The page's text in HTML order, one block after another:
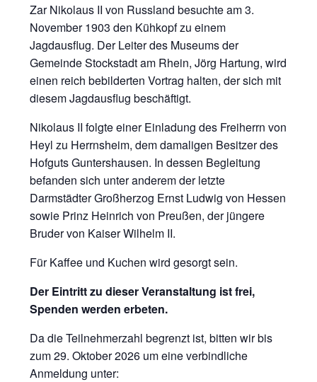
Zar Nikolaus II von Russland besuchte am 3.
November 1903 den Kühkopf zu einem
Jagdausflug. Der Leiter des Museums der
Gemeinde Stockstadt am Rhein, Jörg Hartung, wird
einen reich bebilderten Vortrag halten, der sich mit
diesem Jagdausflug beschäftigt.
Nikolaus II folgte einer Einladung des Freiherrn von
Heyl zu Herrnsheim, dem damaligen Besitzer des
Hofguts Guntershausen. In dessen Begleitung
befanden sich unter anderem der letzte
Darmstädter Großherzog Ernst Ludwig von Hessen
sowie Prinz Heinrich von Preußen, der jüngere
Bruder von Kaiser Wilhelm II.
Für Kaffee und Kuchen wird gesorgt sein.
Der Eintritt zu dieser Veranstaltung ist frei,
Spenden werden erbeten.
Da die Teilnehmerzahl begrenzt ist, bitten wir bis
zum 29. Oktober 2026 um eine verbindliche
Anmeldung unter: